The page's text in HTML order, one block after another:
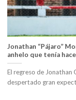
Jonathan “Pájaro”
anhelo que tenía
El regreso de Jonathan
despertado gran